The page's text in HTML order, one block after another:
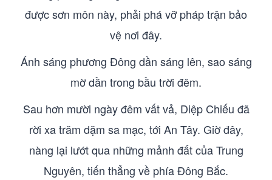
được sơn môn này, phải phá vỡ pháp trận bảo
vệ nơi đây.
Ánh sáng phương Đông dần sáng lên, sao sáng
mờ dần trong bầu trời đêm.
Sau hơn mười ngày đêm vất vả, Diệp Chiếu đã
rời xa trăm dặm sa mạc, tới An Tây. Giờ đây,
nàng lại lướt qua những mảnh đất của Trung
Nguyên, tiến thẳng về phía Đông Bắc.